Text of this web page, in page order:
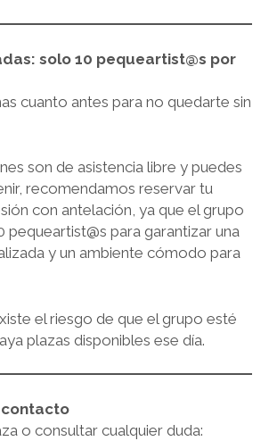
solo 10 pequeartist@s por
cuanto antes para no quedarte sin
son de asistencia libre y puedes
recomendamos reservar tu
con antelación, ya que el grupo
pequeartist@s para garantizar una
y un ambiente cómodo para
el riesgo de que el grupo esté
plazas disponibles ese día.
contacto
o consultar cualquier duda: